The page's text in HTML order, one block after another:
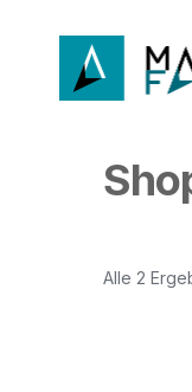
Alle 2